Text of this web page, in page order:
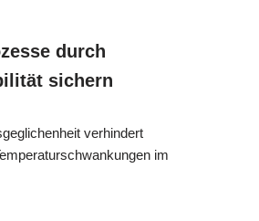
durch
sichern
verhindert
im